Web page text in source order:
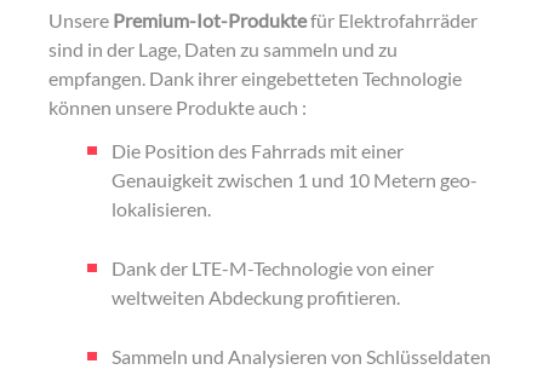
Unsere Premium-Iot-Produktefür Elektrofahrräder
sind in der Lage, Daten zu sammeln und zu
empfangen. Dank ihrer eingebetteten Technologie
können unsere Produkte auch :
Die Position des Fahrrads mit einer
Genauigkeit zwischen 1 und 10 Metern geo-
lokalisieren.
Dank der LTE-M-Technologie von einer
weltweiten Abdeckung profitieren.
Sammeln und Analysieren von Schlüsseldaten